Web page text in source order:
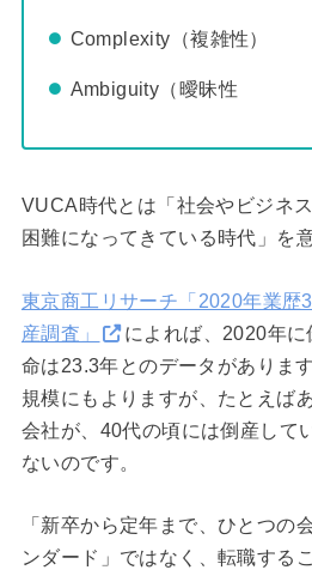
Complexity（複雑性）
Ambiguity（曖昧性
VUCA時代とは「社会やビジネ
困難になってきている時代」を
東京商工リサーチ「2020年業歴
産調査」
によれば、2020年
命は23.3年とのデータがありま
規模にもよりますが、たとえば
会社が、40代の頃には倒産して
ないのです。
「新卒から定年まで、ひとつの
ンダード」ではなく、転職する